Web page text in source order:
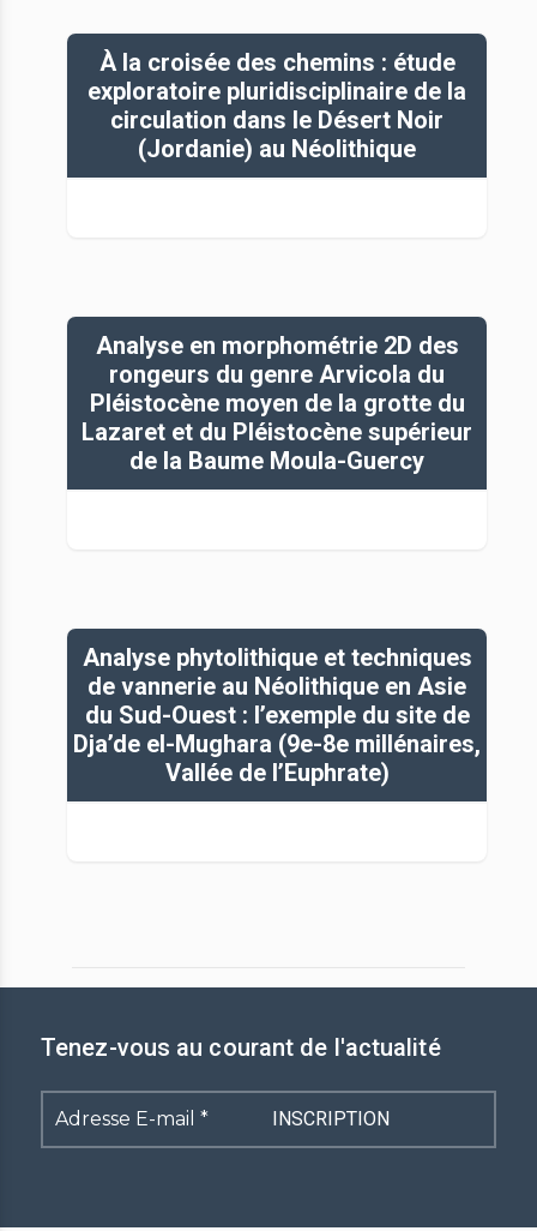
À la croisée des chemins : étude
exploratoire pluridisciplinaire de la
circulation dans le Désert Noir
(Jordanie) au Néolithique
Analyse en morphométrie 2D des
rongeurs du genre Arvicola du
Pléistocène moyen de la grotte du
Lazaret et du Pléistocène supérieur
de la Baume Moula-Guercy
Analyse phytolithique et techniques
de vannerie au Néolithique en Asie
du Sud-Ouest : l’exemple du site de
Dja’de el-Mughara (9e-8e millénaires,
Vallée de l’Euphrate)
Tenez-vous au courant de l'actualité
Adresse
E-